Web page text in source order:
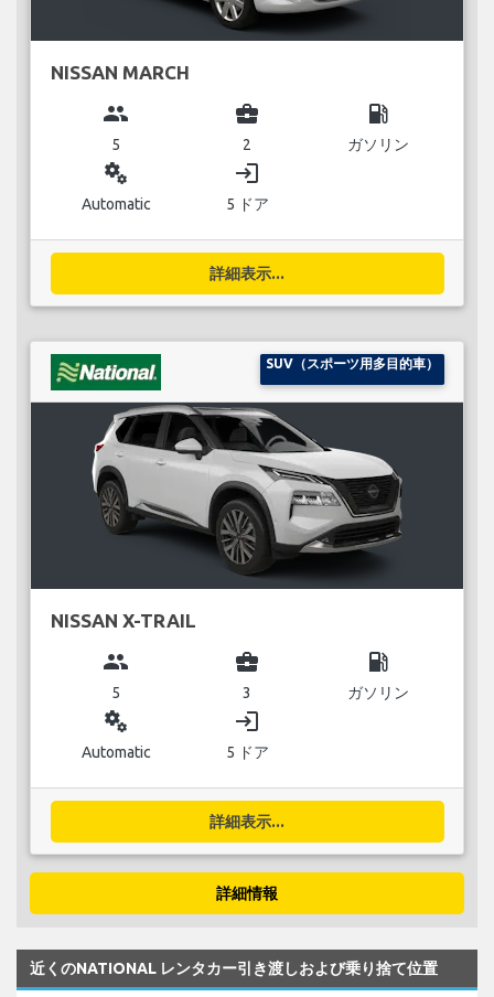
NISSAN MARCH
group
5
business_center
2
local_gas_station
ガソリン
miscellaneous_services
Automatic
login
5 ドア
詳細表示...
SUV（スポーツ用多目的車）
NISSAN X-TRAIL
group
5
business_center
3
local_gas_station
ガソリン
miscellaneous_services
Automatic
login
5 ドア
詳細表示...
詳細情報
近くのNATIONAL レンタカー引き渡しおよび乗り捨て位置